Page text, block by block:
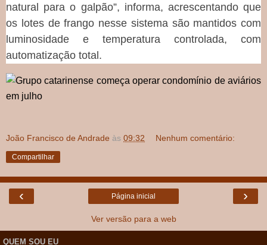
natural para o galpão”, informa, acrescentando que
os lotes de frango nesse sistema são mantidos com
luminosidade e temperatura controlada, com
automatização total.
João Francisco de Andrade às 09:32 Nenhum comentário:
Compartilhar
‹ ›
Página inicial
Ver versão para a web
QUEM SOU EU